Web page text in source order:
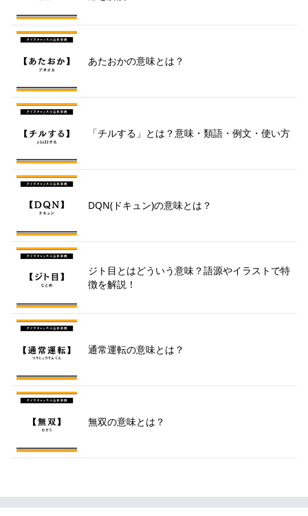
あたおかの意味とは？
「チルする」とは？意味・類語・例文・使い方
DQN(ドキュン)の意味とは？
ジト目とはどういう意味？語源やイラストで特
徴を解説！
通常運転の意味とは？
無双の意味とは？